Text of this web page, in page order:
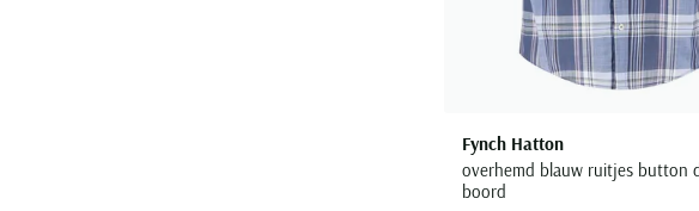
Fynch Hatton
overhemd blauw ruitjes button
boord